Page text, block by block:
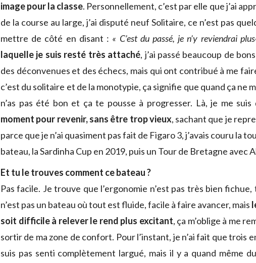
image pour la classe. Personnellement, c’est par elle que j’ai
de la course au large, j’ai disputé neuf Solitaire, ce n’est pas
mettre de côté en disant : « C’est du passé, je n’y reviendrai plus
laquelle je suis resté très attaché, j’ai passé beaucoup de
des déconvenues et des échecs, mais qui ont contribué à me
c’est du solitaire et de la monotypie, ça signifie que quand ça ne
n’as pas été bon et ça te pousse à progresser. Là, je me suis
moment pour revenir, sans être trop vieux, sachant que je
parce que je n’ai quasiment pas fait de Figaro 3, j’avais couru la
bateau, la Sardinha Cup en 2019, puis un Tour de Bretagne avec
Et tu le trouves comment ce bateau ?
Pas facile. Je trouve que l’ergonomie n’est pas très bien
n’est pas un bateau où tout est fluide, facile à faire avancer, mais
soit difficile à relever le rend plus excitant, ça m’oblige à me
sortir de ma zone de confort. Pour l’instant, je n’ai fait que trois
suis pas senti complètement largué, mais il y a quand même